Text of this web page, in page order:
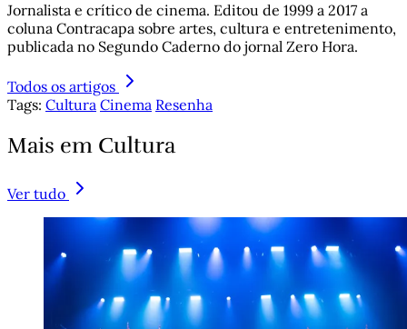
Jornalista e crítico de cinema. Editou de 1999 a 2017 a
coluna Contracapa sobre artes, cultura e entretenimento,
publicada no Segundo Caderno do jornal Zero Hora.
Todos os artigos
Tags: Cultura Cinema Resenha
Mais em Cultura
Ver tudo